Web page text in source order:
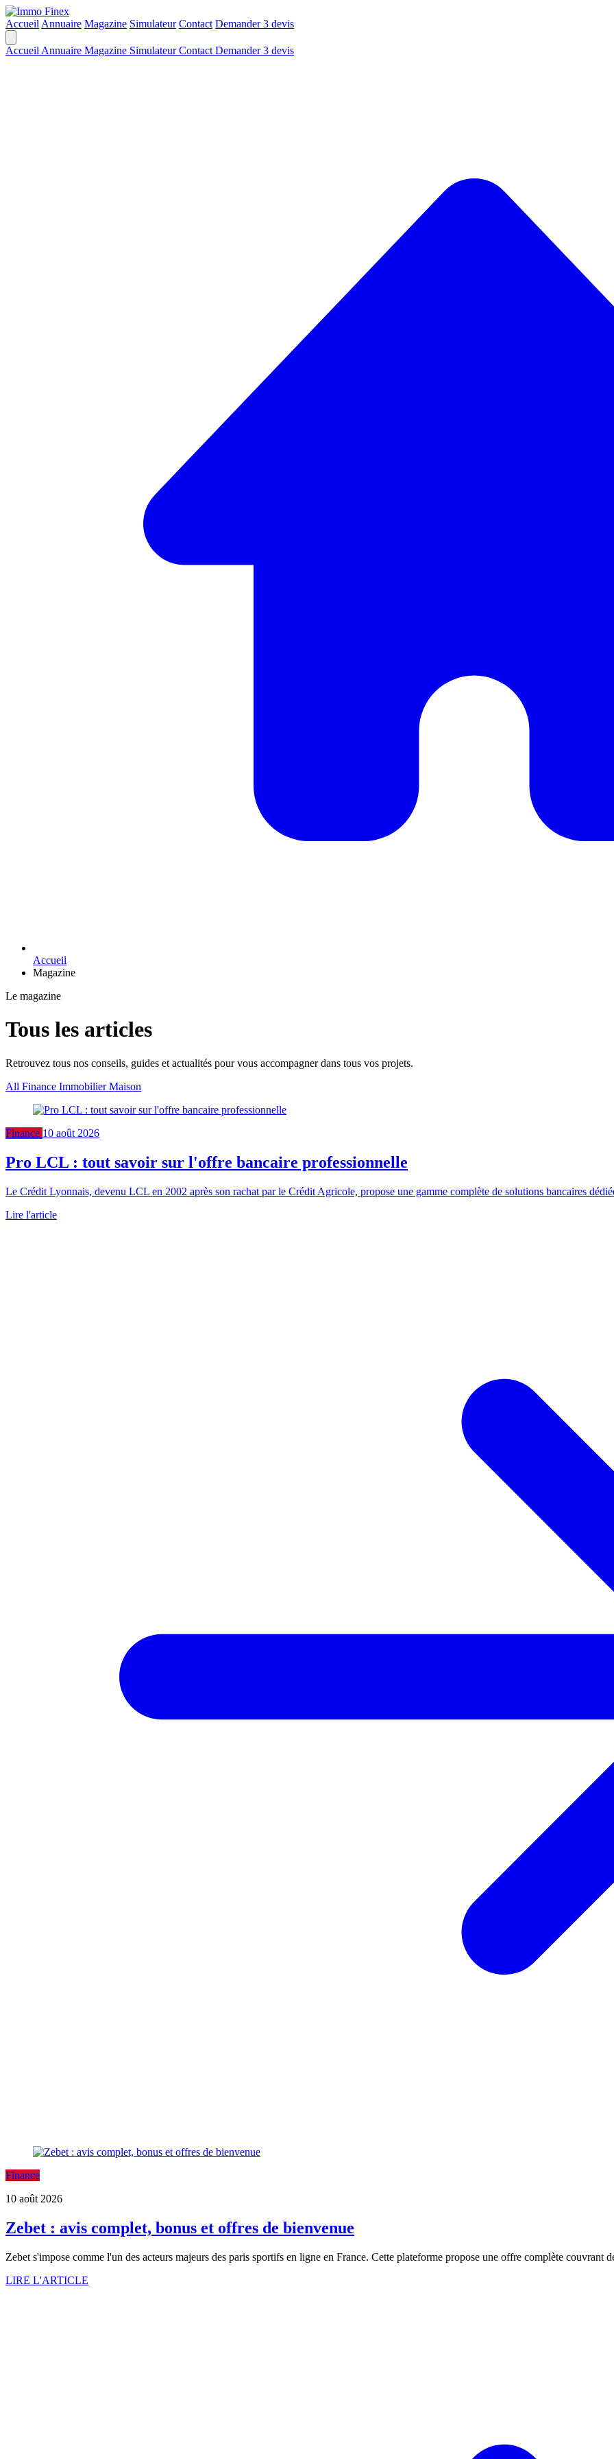
Accueil Annuaire Magazine Simulateur Contact Demander 3 devis
Accueil Annuaire Magazine SimulateurContact Demander 3 devis
Accueil
Magazine
Le magazine
Tous les articles
Retrouvez tous nos conseils, guides et actualités pour vous accompagner dans tous vos projets.
All Finance ImmobilierMaison
Finance 10 août 2026
Pro LCL : tout savoir sur l'offre bancaire professionnelle
Le Crédit Lyonnais, devenu LCL en 2002 après son rachat par le Crédit Agricole, propose une gamme complète de solutions bancaires
Lire l'article
Finance
10 août 2026
Zebet : avis complet, bonus et offres de bienvenue
Zebet s'impose comme l'un des acteurs majeurs des paris sportifs en ligne en France. Cette plateforme propose une offre complète couvrant
LIRE L'ARTICLE